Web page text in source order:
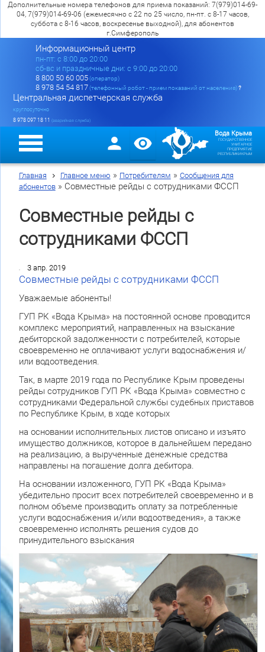
Дополнительные номера телефонов для приема показаний: 7(979)014-69-
04, 7(979)014-69-06 (ежемесячно с 22 по 25 число, пн-пт. с 8-17 часов,
суббота с 8-16 часов, воскресенье выходной), для абонентов
г.Симферополь
Информационный центр
пн-пт: c 8:00 до 20:00
сб-вс и праздничные дни: с 9:00 до 20:00
8 800 50 60 005(оператор)
8 978 54 54 817(телефонный робот - прием показаний от населения)?
Центральная диспетчерская служба
круглосуточно
8 978 097 18 11 (аварийная служба)
Вода Крыма
ГОСУДАРСТВЕННОЕ
УНИТАРНОЕ
ПРЕДПРИЯТИЕ
РЕСПУБЛИКИ КРЫМ
Главная Главное меню » Потребителям » Сообщения для
абонентов» Совместные рейды с сотрудниками ФССП
Совместные рейды с
сотрудниками ФССП
3 апр. 2019
Совместные рейды с сотрудниками ФССП
Уважаемые абоненты!
ГУП РК «Вода Крыма» на постоянной основе проводится
комплекс мероприятий, направленных на взыскание
дебиторской задолженности с потребителей, которые
своевременно не оплачивают услуги водоснабжения и/
или водоотведения.
Так, в марте 2019 года по Республике Крым проведены
рейды сотрудников ГУП РК «Вода Крыма» совместно с
сотрудниками Федеральной службы судебных приставов
по Республике Крым, в ходе которых
на основании исполнительных листов описано и изъято
имущество должников, которое в дальнейшем передано
на реализацию, а вырученные денежные средства
направлены на погашение долга дебитора.
На основании изложенного, ГУП РК «Вода Крыма»
убедительно просит всех потребителей своевременно и в
полном объеме производить оплату за потребленные
услуги водоснабжения и/или водоотведения», а также
своевременно исполнять решения судов до
принудительного взыскания